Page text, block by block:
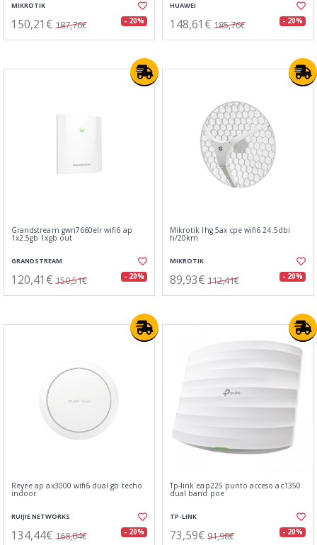
MIKROTIK
150,21€ 187,76€ - 20%
HUAWEI
148,61€ 185,76€ - 20%
Grandstream gwn7660elr wifi6 ap
1x2.5gb 1xgb out
GRANDSTREAM
120,41€ 150,51€ - 20%
Mikrotik lhg 5ax cpe wifi6 24.5dbi
h/20km
MIKROTIK
89,93€ 112,41€ - 20%
Reyee ap ax3000 wifi6 dual gb techo
indoor
RUIJIE NETWORKS
134,44€ 168,04€ - 20%
Tp-link eap225 punto acceso ac1350
dual band poe
TP-LINK
73,59€ 91,98€ - 20%